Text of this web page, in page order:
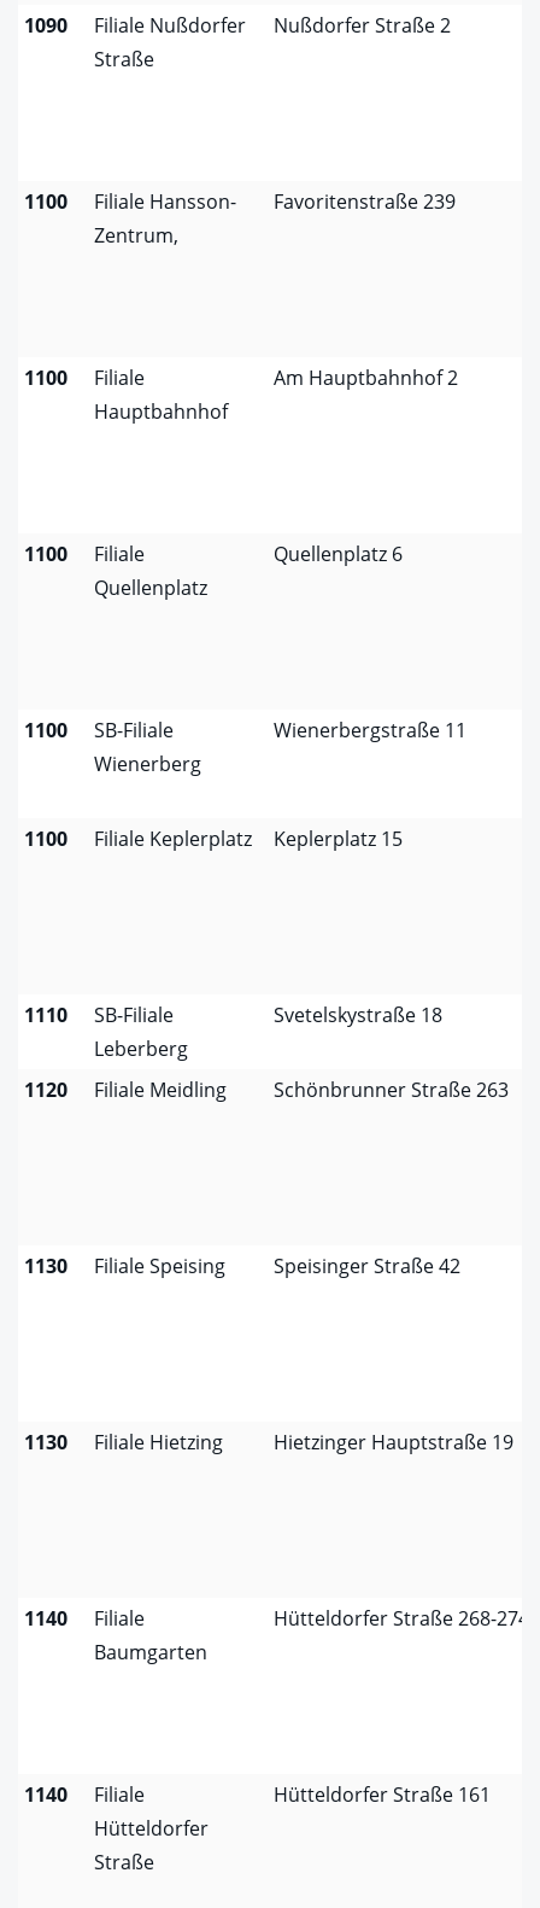
1090
Filiale Nußdorfer
Straße
Nußdorfer Straße 2
1100
Filiale Hansson-
Zentrum,
Favoritenstraße 239
1100
Filiale
Hauptbahnhof
Am Hauptbahnhof 2
1100
Filiale
Quellenplatz
Quellenplatz 6
1100
SB-Filiale
Wienerberg
Wienerbergstraße 11
1100 Filiale Keplerplatz Keplerplatz 15
1110
SB-Filiale
Leberberg
Svetelskystraße 18
1120 Filiale Meidling Schönbrunner Straße 263
1130 Filiale Speising Speisinger Straße 42
1130 Filiale Hietzing Hietzinger Hauptstraße 19
1140
Filiale
Baumgarten
Hütteldorfer Straße 268-274
1140
Filiale
Hütteldorfer
Straße
Hütteldorfer Straße 161